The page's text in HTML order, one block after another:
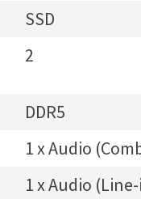
SSD
2
DDR5
1 x Audio
1 x Audio